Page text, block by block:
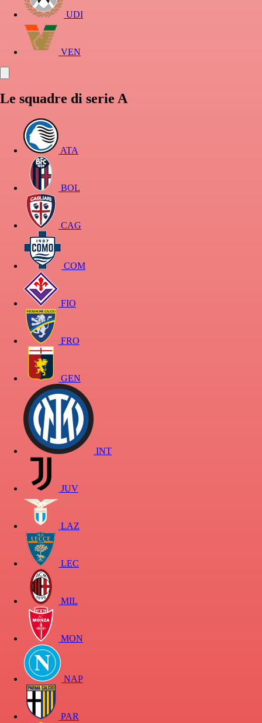
UDI
VEN
Le squadre di serie A
ATA
BOL
CAG
COM
FIO
FRO
GEN
INT
JUV
LAZ
LEC
MIL
MON
NAP
PAR